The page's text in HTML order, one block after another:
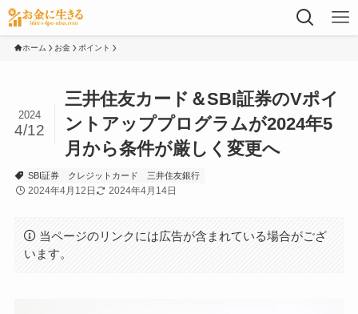
ホーム お金 ポイント
三井住友カード＆SBI証券のVポイ
ントアッププログラムが2024年5
月から条件が厳しく変更へ
2024
4/12
SBI証券 クレジットカード 三井住友銀行
2024年4月12日 2024年4月14日
当ページのリンクには広告が含まれている場合がござ
います。